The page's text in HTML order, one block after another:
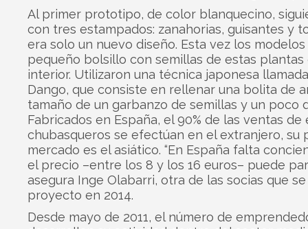
Al primer prototipo, de color blanquecino,
con tres estampados: zanahorias, guisantes y
era solo un nuevo diseño. Esta vez los
pequeño bolsillo con semillas de estas plantas
interior. Utilizaron una técnica japonesa
Dango, que consiste en rellenar una bolita de
tamaño de un garbanzo de semillas y un poco
Fabricados en España, el 90% de las ventas de
chubasqueros se efectúan en el extranjero, su
mercado es el asiático. “En España falta
el precio –entre los 8 y los 16 euros– puede
asegura Inge Olabarri, otra de las socias que
proyecto en 2014.
Desde mayo de 2011, el número de